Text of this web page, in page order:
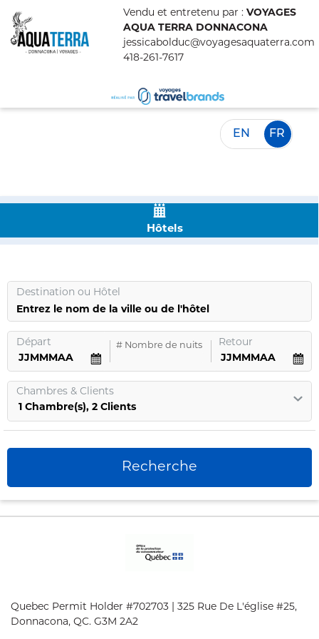
Vendu et entretenu par : VOYAGES
AQUA TERRA DONNACONA
jessicabolduc@voyagesaquaterra.com
418-261-7617
EN FR
Hôtels
Destination ou Hôtel
Entrez le nom de la ville ou de l'hôtel
Départ # Nombre de nuits Retour
Chambres& Clients
1 Chambre(s), 2 Clients
Recherche
Quebec Permit Holder #702703 | 325 Rue De L'église #25,
Donnacona, QC. G3M 2A2